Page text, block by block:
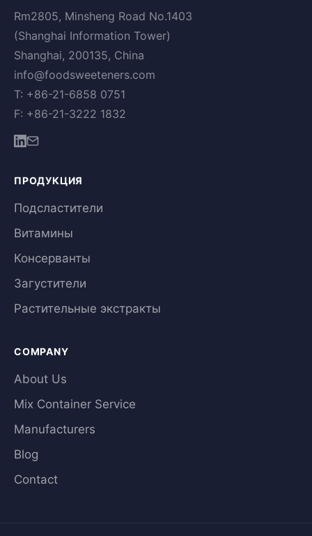
Rm2805, Minsheng Road No.1403
(Shanghai Information Tower)
Shanghai, 200135, China
info@foodsweeteners.com
T: +86-21-6858 0751
F: +86-21-3222 1832
ПРОДУКЦИЯ
Подсластители
Витамины
Консерванты
Загустители
Растительные экстракты
COMPANY
About Us
Mix Container Service
Manufacturers
Blog
Contact